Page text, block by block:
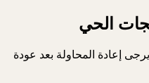
الحي
يرجى إعادة المحاولة بعد عودة